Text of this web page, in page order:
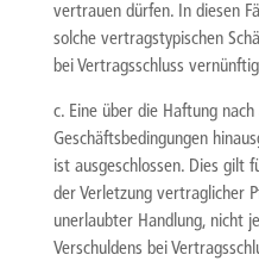
vertrauen dürfen. In diesen
solche vertragstypischen
bei Vertragsschluss
c. Eine über die Haftung
Geschäftsbedingungen
ist ausgeschlossen. Dies gilt
der Verletzung vertraglicher
unerlaubter Handlung, nicht
Verschuldens bei